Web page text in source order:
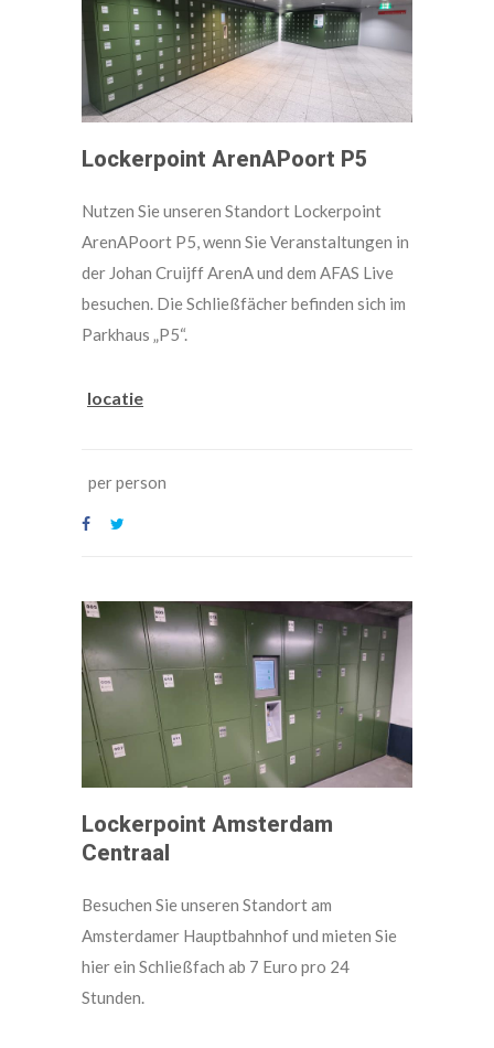
Lockerpoint ArenAPoort P5
Nutzen Sie unseren Standort Lockerpoint
ArenAPoort P5, wenn Sie Veranstaltungen in
der Johan Cruijff ArenA und dem AFAS Live
besuchen. Die Schließfächer befinden sich im
Parkhaus „P5“.
locatie
per person
Lockerpoint Amsterdam
Centraal
Besuchen Sie unseren Standort am
Amsterdamer Hauptbahnhof und mieten Sie
hier ein Schließfach ab 7 Euro pro 24
Stunden.